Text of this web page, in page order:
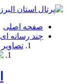
فصد
شرق
تهران
خشکشویی
صفحه اصلی
چند رسانه ای
تصاویر